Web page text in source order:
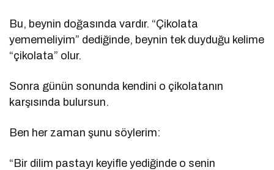
Bu, beynin doğasında vardır. “Çikolata
yememeliyim” dediğinde, beynin tek duyduğu kelime
“çikolata” olur.
Sonra günün sonunda kendini o çikolatanın
karşısında bulursun.
Ben her zaman şunu söylerim:
“Bir dilim pastayı keyifle yediğinde o senin